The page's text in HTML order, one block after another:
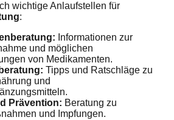
wichtige Anlaufstellen für
:
Informationen zur
und möglichen
von Medikamenten.
Tipps und Ratschläge zu
und
Prävention: Beratung zu
und Impfungen.